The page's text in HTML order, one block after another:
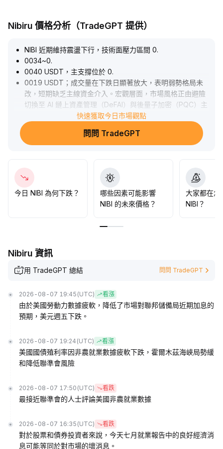
Nibiru 價格分析（TradeGPT 提供）
NIBI 近期維持震盪下行，技術面壓力區間 0.
0034~0.
0040 USDT，主支撐位於 0.
0019 USDT；成交量在下跌日顯著放大，表明弱勢格局未
改，短期缺乏主線資金介入。宏觀層面，市場風格正由避險
切換至 AI 鏈上資產管理（DeFAI）與後量子加密（PQC）主
題，相關題材具備情緒催化劑。建議短線關注 0
0020~0
0019 USDT 支撐有效性，若無明確 AI 或 PQC 應用落地，
訊號後再行佈局。
快速獲取今日市場觀點
問問 TradeGPT
今日 NIBI 為何下跌？
哪些因素可能影響
NIBI 的未來價格？
大家都在怎
NIBI？
Nibiru 資訊
用 TradeGPT 總結 問問 TradeGPT
2026-08-07 19:45 (UTC) 看漲
由於美國勞動力數據疲軟，降低了市場對聯邦儲備局近期加息的
預期，美元週五下跌。
2026-08-07 19:24 (UTC) 看漲
美國國債殖利率因非農就業數據疲軟下跌，霍爾木茲海峽局勢緩
和降低聯準會風險
2026-08-07 17:50 (UTC) 看跌
最接近聯準會的人士評論美國非農就業數據
2026-08-07 16:35 (UTC) 看跌
對於股票和債券投資者來說，今天七月就業報告中的良好經濟消
息可能等同於對市場的壞消息。